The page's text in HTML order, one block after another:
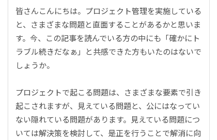
皆さんこんにちは。プロジェクト管理を実施している
と、さまざまな問題と直面することがあるかと思いま
す。今、この記事を読んでいる方の中にも「確かにト
ラブル続きだなぁ」と共感できた方もいたのはないで
しょうか。
プロジェクトで起こる問題は、さまざまな要素で引き
起こされますが、見えている問題と、公にはなってい
ない隠れている問題があります。見えている問題につ
いては解決策を検討して、是正を行うことで解消に向